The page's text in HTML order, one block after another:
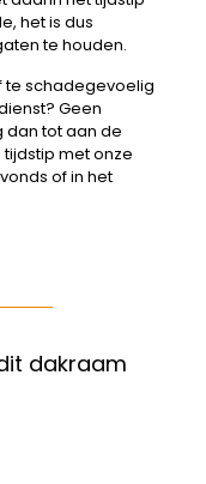
het is dus
te houden.
te schadegevoelig
Geen
dan tot aan de
met onze
of in het
dakraam